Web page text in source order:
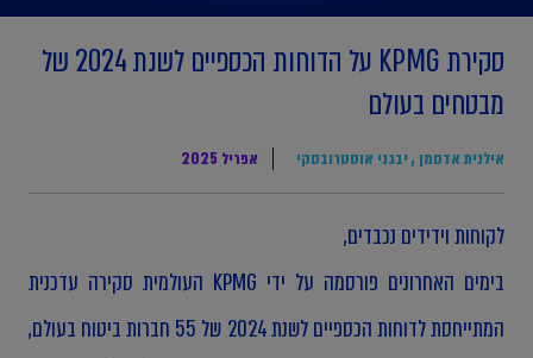
סקירת KPMG על הדוחות הכספיים לשנת 2024 של
מבטחים בעולם
אילנית אדסמן , יבגני אוסטרובסקי אפריל 2025
לקוחות וידידים נכבדים,
בימים האחרונים פורסמה על ידי KPMG העולמית סקירה עדכנית
המתייחסת לדוחות הכספיים לשנת 2024 של 55 חברות ביטוח בעולם,